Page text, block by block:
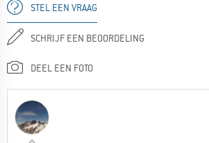
STEL EEN VRAAG
SCHRIJF EEN BEOORDELING
DEEL EEN FOTO